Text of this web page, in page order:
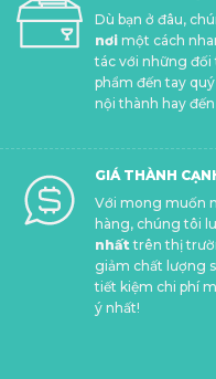
Dù bạn ở đâu,
nơimột cách
tác với những đối
phẩm đến tay
nội thành hay
GIÁ THÀNH
Với mong muốn
hàng, chúng tôi
nhấttrên thị
giảm chất lượng
tiết kiệm chi phí
ý nhất!